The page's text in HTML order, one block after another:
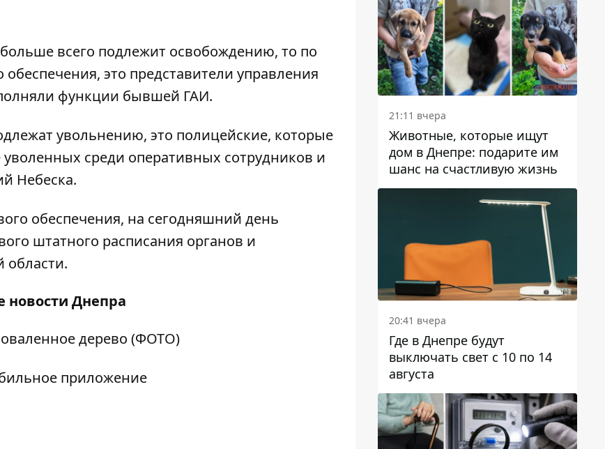
всего подлежит освобождению, то по
это представители управления
функции бывшей ГАИ.
увольнению, это полицейские, которые
среди оперативных сотрудников и
Небеска.
обеспечения, на сегодняшний день
штатного расписания органов и
области.
новости Днепра
дерево (ФОТО)
приложение
21:11 вчера
Животные, которые ищут
дом в Днепре: подарите им
шанс на счастливую жизнь
20:41 вчера
Где в Днепре будут
выключать свет с 10 по 14
августа